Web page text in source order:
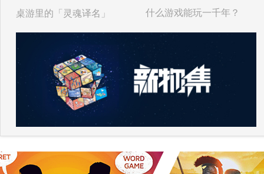
桌游里的「灵魂译名」 什么游戏能玩一千年？